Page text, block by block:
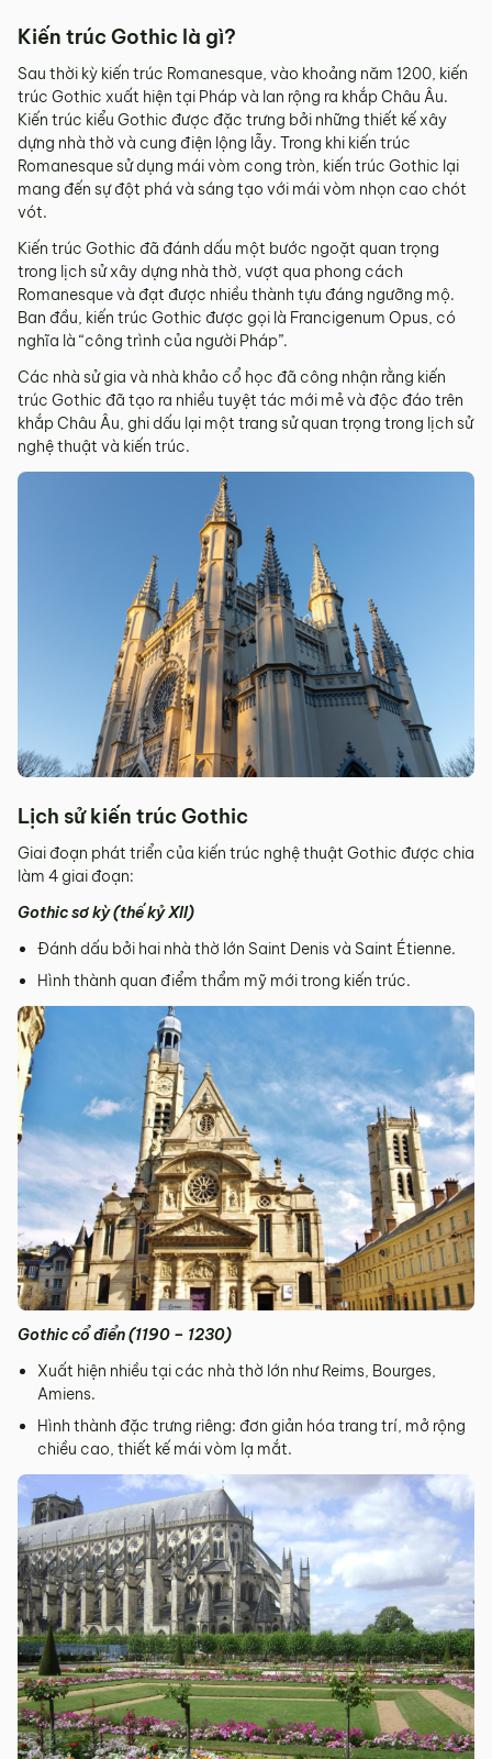
Kiến trúc Gothic là gì?
Sau thời kỳ kiến trúc Romanesque, vào khoảng năm 1200, kiến
trúc Gothic xuất hiện tại Pháp và lan rộng ra khắp Châu Âu.
Kiến trúc kiểu Gothic được đặc trưng bởi những thiết kế xây
dựng nhà thờ và cung điện lộng lẫy. Trong khi kiến trúc
Romanesque sử dụng mái vòm cong tròn, kiến trúc Gothic lại
mang đến sự đột phá và sáng tạo với mái vòm nhọn cao chót
vót.
Kiến trúc Gothic đã đánh dấu một bước ngoặt quan trọng
trong lịch sử xây dựng nhà thờ, vượt qua phong cách
Romanesque và đạt được nhiều thành tựu đáng ngưỡng mộ.
Ban đầu, kiến trúc Gothic được gọi là Francigenum Opus, có
nghĩa là “công trình của người Pháp”.
Các nhà sử gia và nhà khảo cổ học đã công nhận rằng kiến
trúc Gothic đã tạo ra nhiều tuyệt tác mới mẻ và độc đáo trên
khắp Châu Âu, ghi dấu lại một trang sử quan trọng trong lịch sử
nghệ thuật và kiến trúc.
Lịch sử kiến trúc Gothic
Giai đoạn phát triển của kiến trúc nghệ thuật Gothic được chia
làm 4 giai đoạn:
Gothic sơ kỳ (thế kỷ XII)
Đánh dấu bởi hai nhà thờ lớn Saint Denis và Saint Étienne.
Hình thành quan điểm thẩm mỹ mới trong kiến trúc.
Gothic cổ điển (1190 – 1230)
Xuất hiện nhiều tại các nhà thờ lớn như Reims, Bourges,
Amiens.
Hình thành đặc trưng riêng: đơn giản hóa trang trí, mở rộng
chiều cao, thiết kế mái vòm lạ mắt.